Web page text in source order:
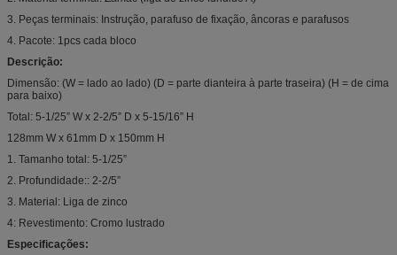
3. Peças terminais: Instrução, parafuso de fixação, âncoras e parafusos
4. Pacote: 1pcs cada bloco
Descrição:
Dimensão: (W = lado ao lado) (D = parte dianteira à parte traseira) (H = de cima
para baixo)
Total: 5-1/25” W x 2-2/5” D x 5-15/16” H
128mm W x 61mm D x 150mm H
1. Tamanho total: 5-1/25”
2. Profundidade:: 2-2/5”
3. Material: Liga de zinco
4: Revestimento: Cromo lustrado
Especificações: